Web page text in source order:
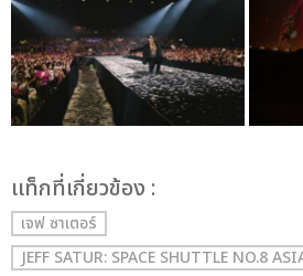
เเท็กที่เกี่ยวข้อง :
เจฟ ซาเตอร์
JEFF SATUR: SPACE SHUTTLE NO.8